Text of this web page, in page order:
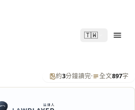
🇹🇼
約3分鐘讀完· 全文897字